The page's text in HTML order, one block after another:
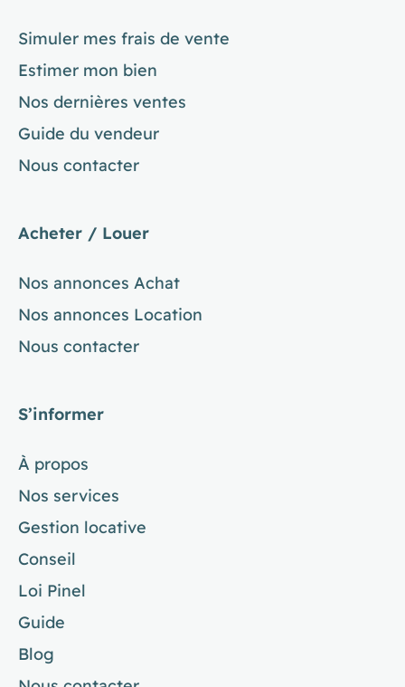
Simuler mes frais de vente
Estimer mon bien
Nos dernières ventes
Guide du vendeur
Nous contacter
Acheter / Louer
Nos annonces Achat
Nos annonces Location
Nous contacter
S’informer
À propos
Nos services
Gestion locative
Conseil
Loi Pinel
Guide
Blog